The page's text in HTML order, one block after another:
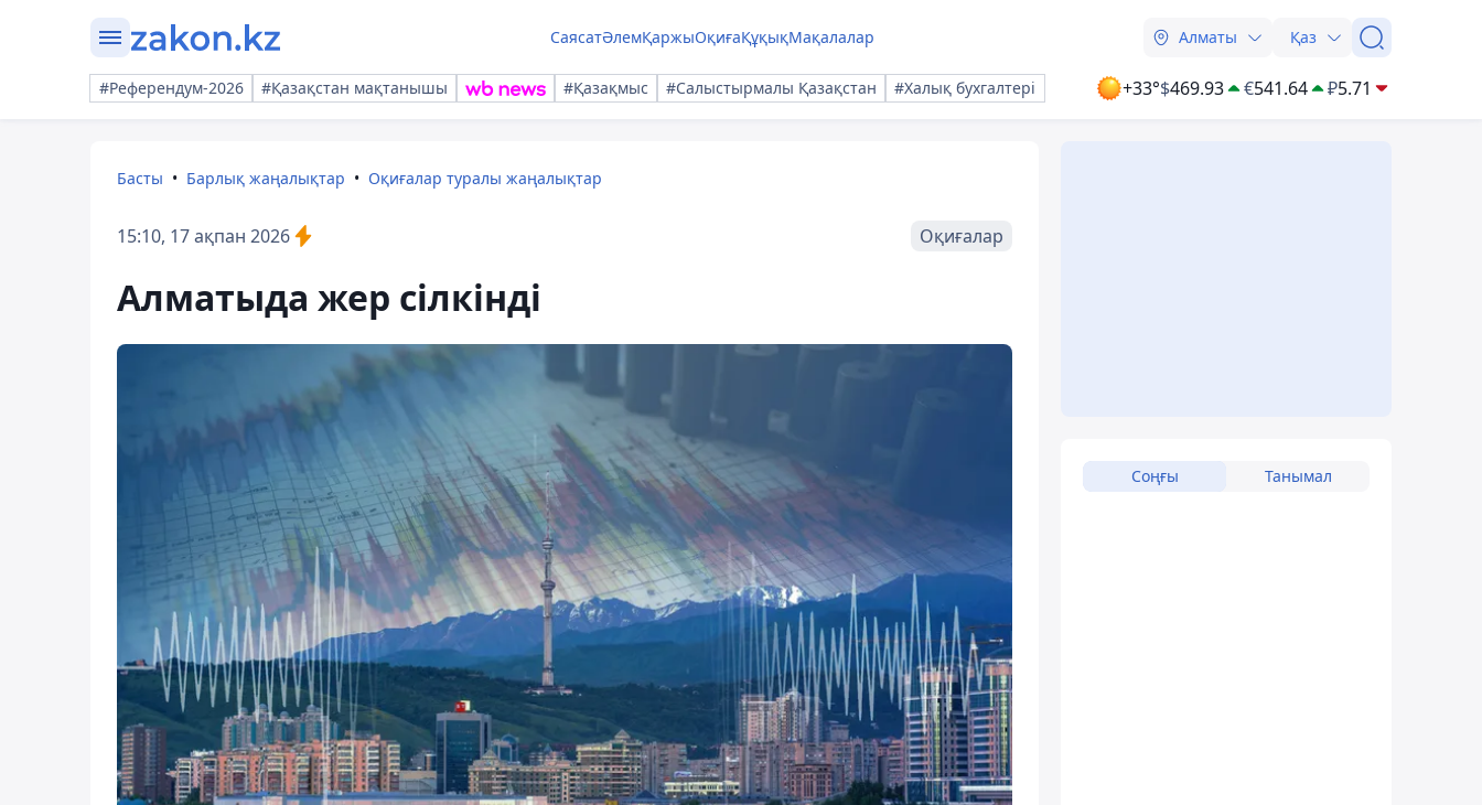
СаясатӘлемҚаржыОқиғаҚұқықМақалалар Алматы Қаз
#Референдум-2026 #Қазақстан мақтанышы #Қазақмыс #Салыстырмалы Қазақстан #Халық бухгалтері +33°$469.93 €541.64 ₽5.71
Басты Барлық жаңалықтар Оқиғалар туралы жаңалықтар
15:10, 17 ақпан 2026 Оқиғалар
Алматыда жер сілкінді
Соңғы Танымал